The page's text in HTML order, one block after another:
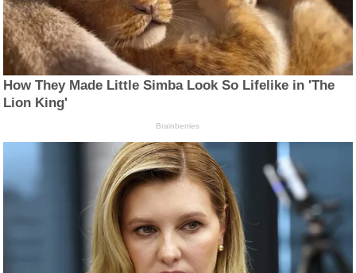
How They Made Little Simba Look So Lifelike in 'The
Lion King'
Brainberries